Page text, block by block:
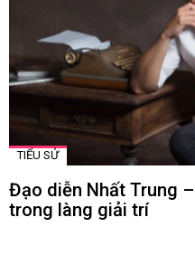
TIỂU SỬ
Đạo diễn Nhất Trung
trong làng giải trí